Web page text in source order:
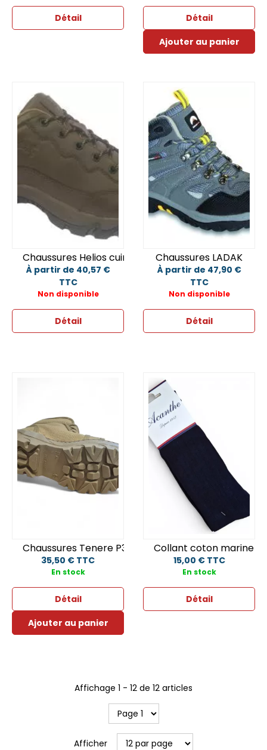
Détail
Détail
Ajouter au panier
Chaussures Helios cuir P46
À partir de 40,57 €
TTC
Non disponible
Détail
Chaussures LADAK
À partir de 47,90 €
TTC
Non disponible
Détail
Chaussures Tenere P34
35,50 € TTC
En stock
Détail
Ajouter au panier
Collant coton marine
15,00 € TTC
En stock
Détail
Affichage 1 - 12 de 12 articles
Afficher